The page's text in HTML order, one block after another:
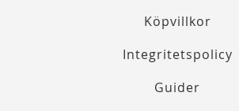
Köpvillkor
Integritetspolicy
Guider